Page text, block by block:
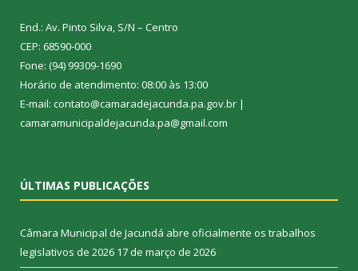
End.: Av. Pinto Silva, S/N – Centro
CEP: 68590-000
Fone: (94) 99309-1690
Horário de atendimento: 08:00 às 13:00
E-mail: contato@camaradejacunda.pa.gov.br |
camaramunicipaldejacunda.pa@gmail.com
ÚLTIMAS PUBLICAÇÕES
Câmara Municipal de Jacundá abre oficialmente os trabalhos
legislativos de 2026 17 de março de 2026